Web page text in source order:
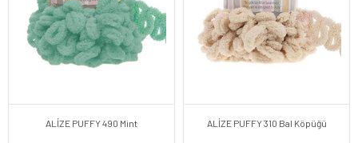
ALİZE PUFFY 490 Mint ALİZE PUFFY 310 Bal Köpüğü